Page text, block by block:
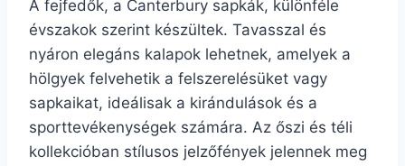
A fejfedők, a Canterbury sapkák, különféle
évszakok szerint készültek. Tavasszal és
nyáron elegáns kalapok lehetnek, amelyek a
hölgyek felvehetik a felszerelésüket vagy
sapkaikat, ideálisak a kirándulások és a
sporttevékenységek számára. Az őszi és téli
kollekcióban stílusos jelzőfények jelennek meg